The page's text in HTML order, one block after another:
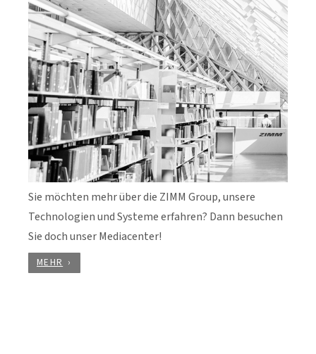
Sie möchten mehr über die ZIMM Group, unsere
Technologien und Systeme erfahren? Dann besuchen
Sie doch unser Mediacenter!
MEHR